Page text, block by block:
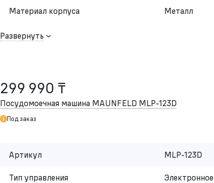
Материал корпуса Металл
Развернуть
299 990 ₸
Посудомоечная машина MAUNFELD MLP-123D
Под заказ
Артикул MLP-123D
Тип управления Электронное